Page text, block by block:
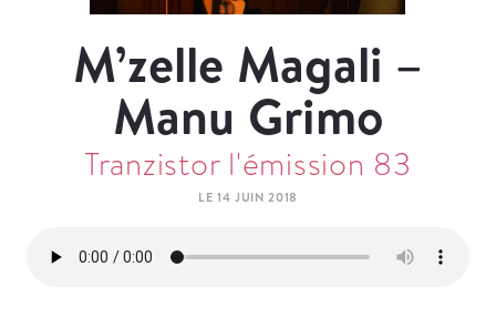
M’zelle Magali –
Manu Grimo
Tranzistor l'émission 83
LE 14 JUIN 2018